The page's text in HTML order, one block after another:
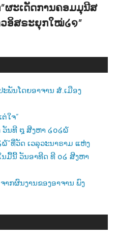
ຜະເດັດການຄອມມຸນີສ
ວອິສຣະຍຸກໃໝ່໒໑”
ະພັນໂດຍອາຈານ ສໍ.ເມືອງ
ໃຈ”
ວັນທີ ໘ ສີງຫາ ໒໐໒໖
”ທີ່ວັດ ເວລຸວະນາຣາມ ແຫ່ງ
ນມື້ນີ້ ວັນອາທີດ ທີ ໐໒ ສີງຫາ
າກຜົນງານຂອງອາຈານ ພົງ